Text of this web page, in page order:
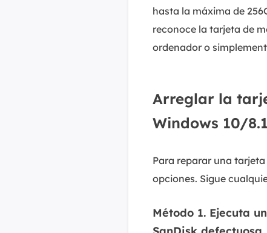
hasta la máxima de
reconoce la tarjeta de
ordenador o
Arreglar la
Windows 10/
Para reparar una
opciones. Sigue
Método 1. Ejecuta